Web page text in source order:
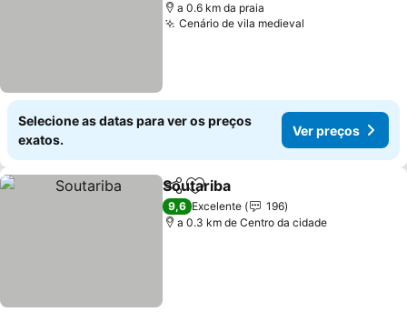
a 0.6 km da praia
Cenário de vila medieval
Selecione as datas para ver os preços
exatos.
Ver preços
PartilharAdicionar aos favoritos
Soutariba
9,6 Excelente
196
a 0.3 km de Centro da cidade